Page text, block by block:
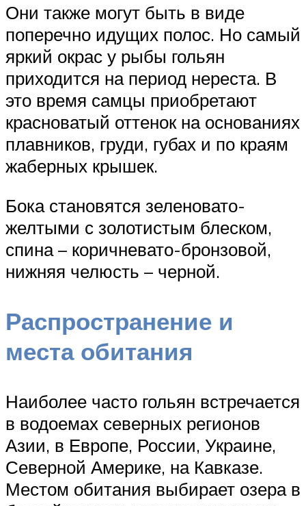
Они также могут быть в виде
поперечно идущих полос. Но самый
яркий окрас у рыбы гольян
приходится на период нереста. В
это время самцы приобретают
красноватый оттенок на основаниях
плавников, груди, губах и по краям
жаберных крышек.
Бока становятся зеленовато-
желтыми с золотистым блеском,
спина – коричневато-бронзовой,
нижняя челюсть – черной.
Распространение и
места обитания
Наиболее часто гольян встречается
в водоемах северных регионов
Азии, в Европе, России, Украине,
Северной Америке, на Кавказе.
Местом обитания выбирает озера в